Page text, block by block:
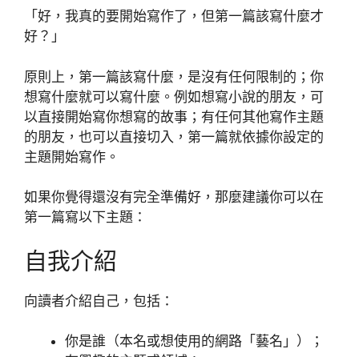
「好，我真的要開始寫作了，但第一篇該寫什麼才
好？」
原則上，第一篇該寫什麼，是沒有任何限制的；你
想寫什麼就可以寫什麼。例如想寫小說的朋友，可
以直接開始寫你想寫的故事；有任何其他寫作主題
的朋友，也可以直接切入，第一篇就依據你設定的
主題開始寫作。
如果你覺得還沒有完全準備好，那麼建議你可以在
第一篇寫以下主題：
自我介紹
向讀者介紹自己，包括：
你是誰（本名或想使用的網路「藝名」）；